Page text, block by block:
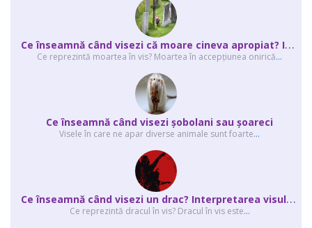
C
e înseamnă când visezi că moare cineva apropiat? Interpretarea visului în ...
Ce reprezintă moartea în vis? Moartea în accepţiunea onirică...
Ce înseamnă când visezi şobolani sau şoareci
Visele în care ne apar diverse animale sunt foarte...
C
e înseamnă când visezi un drac? Interpretarea visului în care apar unul sau...
Ce reprezintă dracul în vis? Dracul în vis este...